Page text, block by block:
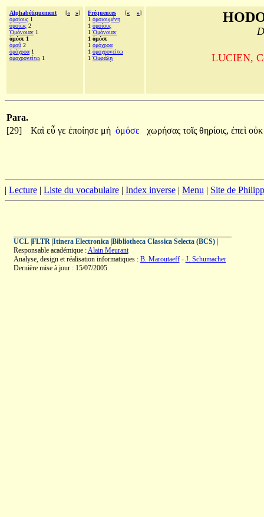
Alphabétiquement [« »]
ὁμοίους 1
ὁμοίως 2
Ὁμόνοιαν 1
ὁμόσε 1
ὁμοῦ 2
ὁμόχροα 1
ὁμοχρονείτω 1
Fréquences [« »]
1 ὁμοιουμένη
1 ὁμοίους
1 Ὁμόνοιαν
1 ὁμόσε
1 ὁμόχροα
1 ὁμοχρονείτω
1 Ὀμφάλῃ LUCIEN,
Para.
[29]
Καὶ εὖ γε ἐποίησε μὴ ὁμόσε χωρήσας τοῖς θηρίοις, ἐπεὶ οὐκ
| Lecture | Liste du vocabulaire | Index inverse | Menu | Site de
UCL| FLTR| Itinera Electronica| Bibliotheca Classica Selecta (BCS)|
Responsable académique :Alain Meurant
Analyse, design et réalisation informatiques : B. Maroutaeff- J. Schumacher
Dernière mise à jour : 15/07/2005